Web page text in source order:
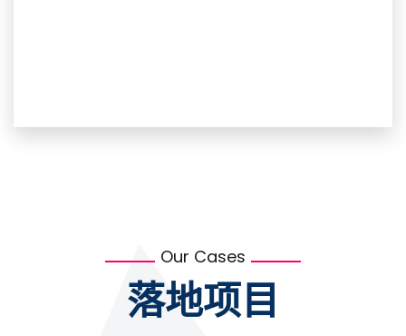
Our Cases
落地项目